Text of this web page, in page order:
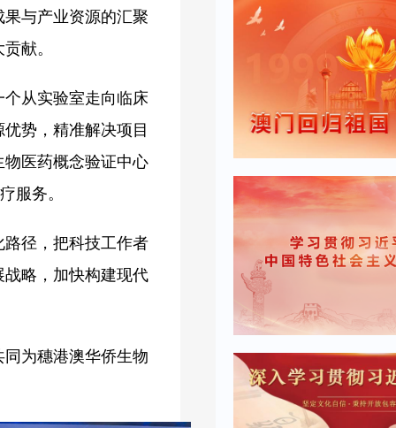
与产业资源的汇聚
献。
从实验室走向临床
势，精准解决项目
医药概念验证中心
服务。
径，把科技工作者
略，加快构建现代
为穗港澳华侨生物